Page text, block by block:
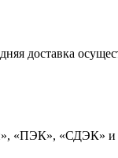
доставка
«ПЭК», «СДЭК»